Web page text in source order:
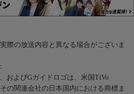
際の放送内容と異なる場合がございま
およびGガイドロゴは、米国TiVo
の関連会社の日本国内における商標ま